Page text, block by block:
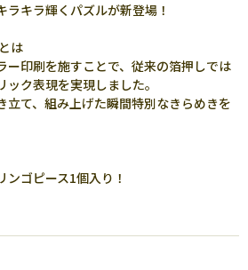
キラ輝くパズルが新登場！
は
ー印刷を施すことで、従来の箔押しでは
ク表現を実現しました。
立て、組み上げた瞬間特別なきらめきを
ゴピース1個入り！